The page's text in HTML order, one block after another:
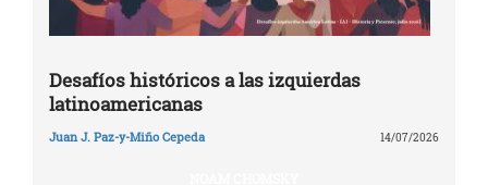
Desafíos históricos a las izquierdas
latinoamericanas
Juan J. Paz-y-Miño Cepeda 14/07/2026